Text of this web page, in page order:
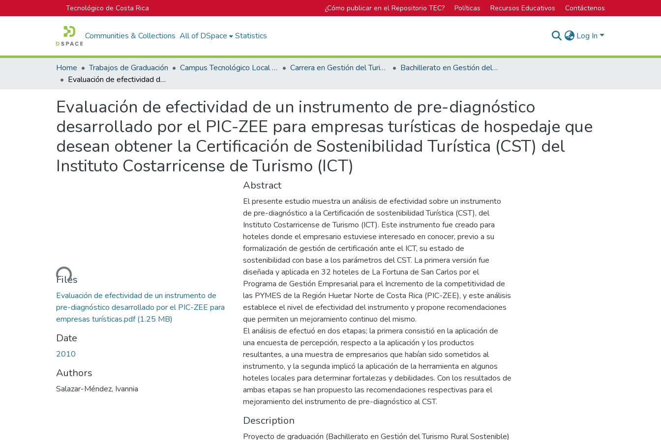
Tecnológico de Costa Rica ¿Cómo publicar en el Repositorio TEC? Políticas Recursos Educativos Contáctenos
Communities & Collections All of DSpace Statistics Log In
Home Trabajos de Graduación Campus Tecnológico Local San Carlos Carrera en Gestión del Turismo Rural Sostenible
Bachillerato en Gestión del Turismo Rural Sostenible
Evaluación de efectividad de un instrumento de pre-diagnóstico desarrollado por el PIC-ZEE para empresas turísticas de hospedaje que desean obtener la Certificación de Sostenibilidad Turística (CST) del Instituto Costarricense de Turismo (ICT)
Evaluación de efectividad de un instrumento de pre-diagnóstico
desarrollado por el PIC-ZEE para empresas turísticas de hospedaje que
desean obtener la Certificación de Sostenibilidad Turística (CST) del
Instituto Costarricense de Turismo (ICT)
Loading...
Files
Evaluación de efectividad de un instrumento de
pre-diagnóstico desarrollado por el PIC-ZEE para
empresas turísticas.pdf(1.25 MB)
Date
2010
Authors
Salazar-Méndez, Ivannia
Abstract
El presente estudio muestra un análisis de efectividad sobre un instrumento
de pre-diagnóstico a la Certificación de sostenibilidad Turística (CST), del
Instituto Costarricense de Turismo (ICT). Este instrumento fue creado para
hoteles donde el empresario estuviese interesado en conocer, previo a su
formalización de gestión de certificación ante el ICT, su estado de
sostenibilidad con base a los parámetros del CST. La primera versión fue
diseñada y aplicada en 32 hoteles de La Fortuna de San Carlos por el
Programa de Gestión Empresarial para el Incremento de la competitividad de
las PYMES de la Región Huetar Norte de Costa Rica (PIC-ZEE), y este análisis
establece el nivel de efectividad del instrumento y propone recomendaciones
que permiten un mejoramiento continuo del mismo.
El análisis de efectuó en dos etapas; la primera consistió en la aplicación de
una encuesta de percepción, respecto a la aplicación y los productos
resultantes, a una muestra de empresarios que habían sido sometidos al
instrumento, y la segunda implicó la aplicación de la herramienta en algunos
hoteles locales para determinar fortalezas y debilidades. Con los resultados de
ambas etapas se han propuesto las recomendaciones respectivas para el
mejoramiento del instrumento de pre-diagnóstico al CST.
Description
Proyecto de graduación (Bachillerato en Gestión del Turismo Rural Sostenible)